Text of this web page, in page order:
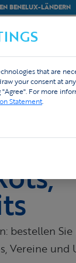
BENELUX-LÄNDERN
BEDRIJVEN
nach Maß
bestellen
Vereine
that are
your consent at
For more
Statement.